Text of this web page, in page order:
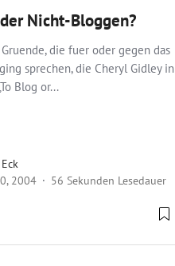
Nicht-Bloggen?
die fuer oder gegen das
sprechen, die Cheryl Gidley in
Blog or...
2004
56 Sekunden Lesedauer